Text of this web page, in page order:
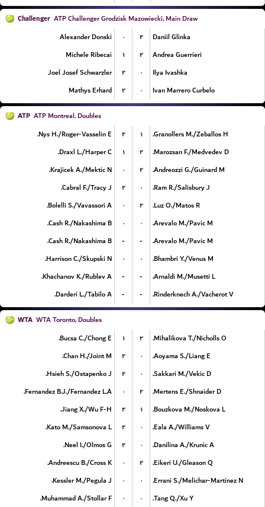
Challenger ATP Challenger Grodzisk Mazowiecki, Main Draw
Alexander Donski
۰ ۲
Daniil Glinka
Michele Ribecai
۱ ۲
Andrea Guerrieri
Joel Josef Schwarzler
۲ ۰
Ilya Ivashka
Mathys Erhard
۲ ۰ Ivan Marrero Curbelo
ATP ATP Montreal, Doubles
Nys H./Roger-Vasselin E.
۲ ۱
Granollers M./Zeballos H.
Draxl L./Harper C.
۱ ۲
Marozsan F./Medvedev D.
Krajicek A./Mektic N.
۰ ۲
Andreozzi G./Guinard M.
Cabral F./Tracy J.
۲ ۰
Ram R./Salisbury J.
Bolelli S./Vavassori A.
۰ ۲
Luz O./Matos R.
Cash R./Nakashima B.
۰ ۰
Arevalo M./Pavic M.
Cash R./Nakashima B.
- -
Arevalo M./Pavic M.
Harrison C./Skupski N.
۰ ۰
Bhambri Y./Venus M.
Khachanov K./Rublev A.
- -
Arnaldi M./Musetti L.
Darderi L./Tabilo A.
- - Rinderknech A./Vacherot V.
WTA WTA Toronto, Doubles
Bucsa C./Chong E.
۱ ۲
Mihalikova T./Nicholls O.
Chan H./Joint M.
۲ ۰
Aoyama S./Liang E.
Hsieh S./Ostapenko J.
۲ ۰
Sakkari M./Vekic D.
Fernandez B.J./Fernandez L.A.
۰ ۲
Mertens E./Shnaider D.
Jiang X./Wu F-H.
۲ ۱
Bouzkova M./Noskova L.
Kato M./Samsonova L.
۲ ۰
Eala A./Williams V.
Neel I./Olmos G.
۲ ۰
Danilina A./Krunic A.
Andreescu B./Cross K.
۰ ۲
Eikeri U./Gleason Q.
Kessler M./Pegula J.
۰ ۰
Errani S./Melichar-Martinez N.
Muhammad A./Stollar F.
۰ ۰ Tang Q./Xu Y.